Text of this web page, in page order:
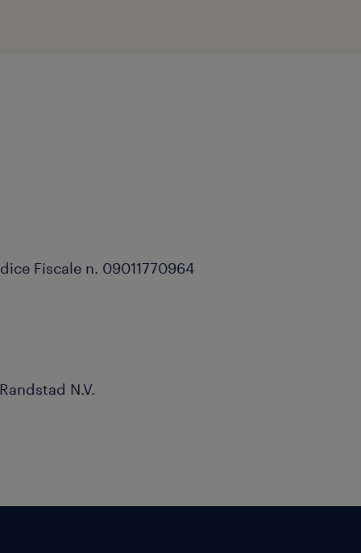
Fiscale n. 09011770964
N.V.